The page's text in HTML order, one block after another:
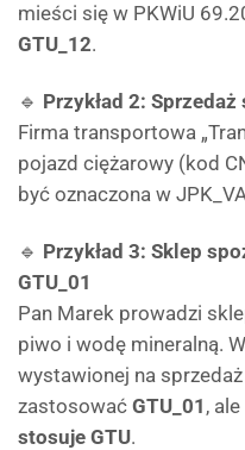
mieści się w PKWiU
GTU_12.
🔹 Przykład 2:
Firma transportowa
pojazd ciężarowy (kod
być oznaczona w
🔹 Przykład 3: Sklep
GTU_01
Pan Marek prowadzi
piwo i wodę mineralną.
wystawionej na
zastosować GTU_01 ,
stosuje GTU.